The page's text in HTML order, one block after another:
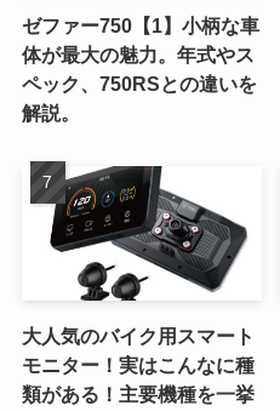
ゼファー750【1】小柄な車
体が最大の魅力。年式やス
ペック、750RSとの違いを
解説。
大人気のバイク用スマート
モニター！実はこんなに種
類がある！主要機種を一挙